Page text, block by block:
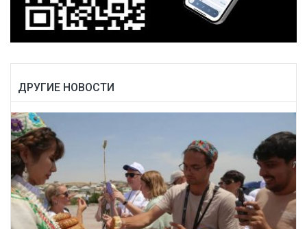
ДРУГИЕ НОВОСТИ